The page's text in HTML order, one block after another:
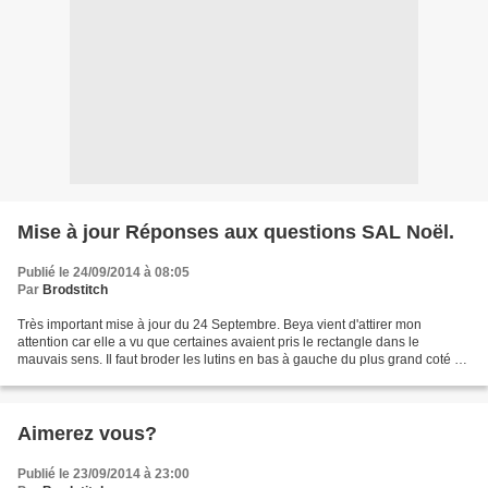
Mise à jour Réponses aux questions SAL Noël.
Publié le 24/09/2014 à 08:05
Par Brodstitch
Très important mise à jour du 24 Septembre. Beya vient d'attirer mon
attention car elle a vu que certaines avaient pris le rectangle dans le
mauvais sens. Il faut broder les lutins en bas à gauche du plus grand coté du
Aimerez vous?
Publié le 23/09/2014 à 23:00